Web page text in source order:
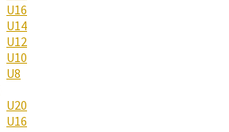
U16
U14
U12
U10
U8
U20
U16